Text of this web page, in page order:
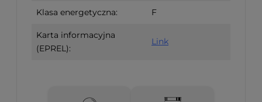
Klasa energetyczna: F
Karta informacyjna
(EPREL):
Link